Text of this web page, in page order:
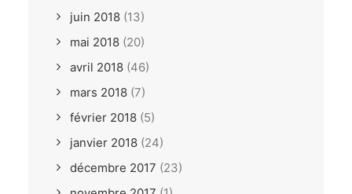
juin 2018 (13)
mai 2018 (20)
avril 2018 (46)
mars 2018 (7)
février 2018 (5)
janvier 2018 (24)
décembre 2017 (23)